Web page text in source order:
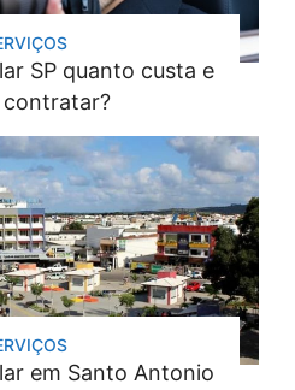
SP quanto custa e
em Santo Antonio